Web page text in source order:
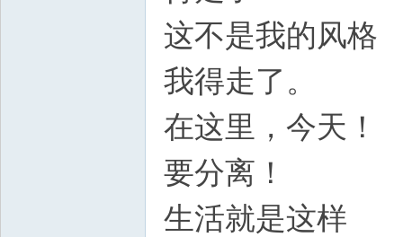
这不是我的风格
我得走了。
在这里，今天！
要分离！
生活就是这样